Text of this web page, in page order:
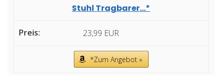
Stuhl Tragbarer...*
23,99 EUR
*Zum Angebot »